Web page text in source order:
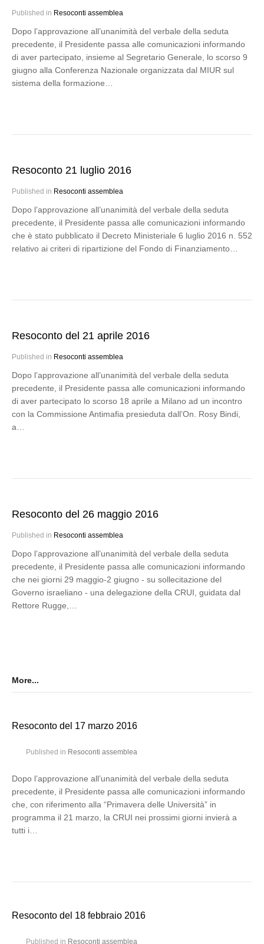
Published in Resoconti assemblea
Dopo l’approvazione all’unanimità del verbale della seduta
precedente, il Presidente passa alle comunicazioni informando
di aver partecipato, insieme al Segretario Generale, lo scorso 9
giugno alla Conferenza Nazionale organizzata dal MIUR sul
sistema della formazione…
Resoconto 21 luglio 2016
Published in Resoconti assemblea
Dopo l’approvazione all’unanimità del verbale della seduta
precedente, il Presidente passa alle comunicazioni informando
che è stato pubblicato il Decreto Ministeriale 6 luglio 2016 n. 552
relativo ai criteri di ripartizione del Fondo di Finanziamento…
Resoconto del 21 aprile 2016
Published in Resoconti assemblea
Dopo l’approvazione all’unanimità del verbale della seduta
precedente, il Presidente passa alle comunicazioni informando
di aver partecipato lo scorso 18 aprile a Milano ad un incontro
con la Commissione Antimafia presieduta dall’On. Rosy Bindi,
a…
Resoconto del 26 maggio 2016
Published in Resoconti assemblea
Dopo l’approvazione all’unanimità del verbale della seduta
precedente, il Presidente passa alle comunicazioni informando
che nei giorni 29 maggio-2 giugno - su sollecitazione del
Governo israeliano - una delegazione della CRUI, guidata dal
Rettore Rugge,…
More...
Resoconto del 17 marzo 2016
Published in Resoconti assemblea
Dopo l’approvazione all’unanimità del verbale della seduta
precedente, il Presidente passa alle comunicazioni informando
che, con riferimento alla “Primavera delle Università” in
programma il 21 marzo, la CRUI nei prossimi giorni invierà a
tutti i…
Resoconto del 18 febbraio 2016
Published in Resoconti assemblea